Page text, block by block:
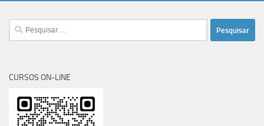
Pesquisar
por:
CURSOS ON-LINE